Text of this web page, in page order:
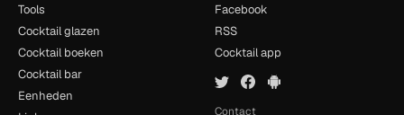
Tools
Cocktail glazen
Cocktail boeken
Cocktail bar
Eenheden
Facebook
RSS
Cocktail app
Contact